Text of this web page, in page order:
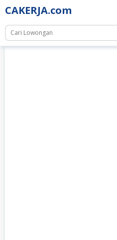
Skip
to
content
CAKERJA.com